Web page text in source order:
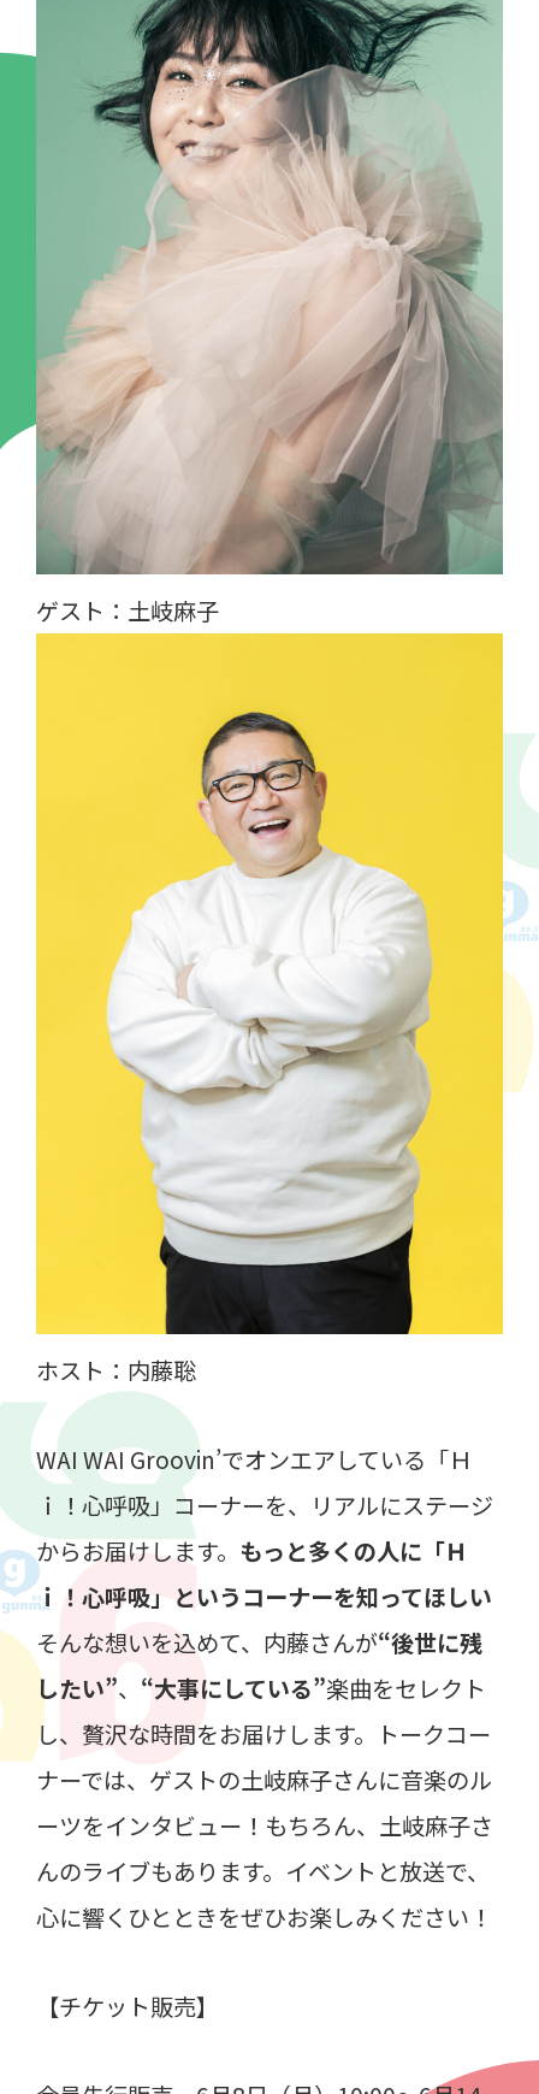
ゲスト：土岐麻子
ホスト：内藤聡
WAI WAI Groovin’でオンエアしている「Ｈ
ｉ！心呼吸」コーナーを、リアルにステージ
からお届けします。 もっと多くの人に「Ｈ
ｉ！心呼吸」というコーナーを知ってほしい
そんな想いを込めて、内藤さんが“後世に残
したい”、 “大事にしている”楽曲をセレクト
し、贅沢な時間をお届けします。トークコー
ナーでは、ゲストの土岐麻子さんに音楽のル
ーツをインタビュー！もちろん、土岐麻子さ
んのライブもあります。イベントと放送で、
心に響くひとときをぜひお楽しみください！
【チケット販売】